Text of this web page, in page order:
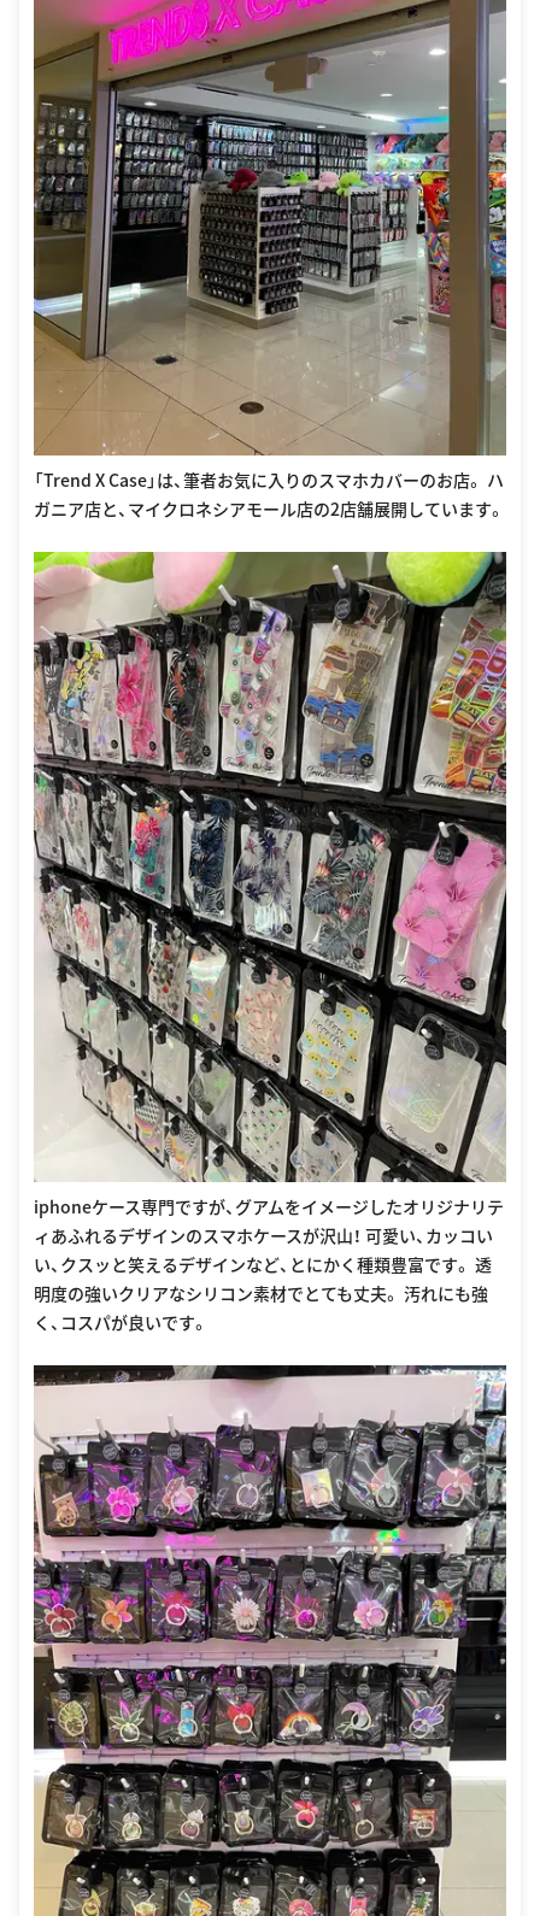
「Trend X Case」は、筆者お気に入りのスマホカバーのお店。 ハ
ガニア店と、マイクロネシアモール店の2店舗展開しています。
iphoneケース専門ですが、グアムをイメージしたオリジナリテ
ィあふれるデザインのスマホケースが沢山！ 可愛い、カッコい
い、クスッと笑えるデザインなど、とにかく種類豊富です。 透
明度の強いクリアなシリコン素材でとても丈夫。 汚れにも強
く、コスパが良いです。